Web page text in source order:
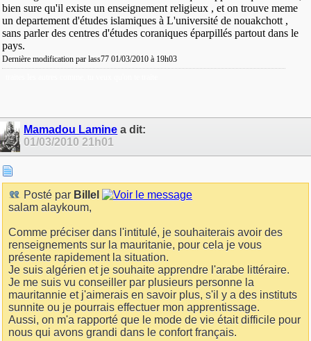
bien sure qu'il existe un enseignement religieux , et on trouve meme
un departement d'études islamiques à L'université de nouakchott ,
sans parler des centres d'études coraniques éparpillés partout dans le
pays.
Dernière modification par lass77 01/03/2010 à 19h03
Mamadou Lamine a dit:
01/03/201021h01
Posté par Billel
salam alaykoum,
Comme préciser dans l'intitulé, je souhaiterais avoir des
renseignements sur la mauritanie, pour cela je vous
présente rapidement la situation.
Je suis algérien et je souhaite apprendre l'arabe littéraire.
Je me suis vu conseiller par plusieurs personne la
mauritannie et j'aimerais en savoir plus, s'il y a des instituts
sunnite ou je pourrais effectuer mon apprentissage.
Aussi, on m'a rapporté que le mode de vie était difficile pour
nous qui avons grandi dans le confort français.